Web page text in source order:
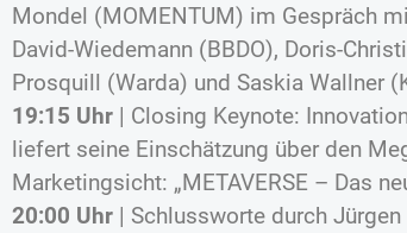
Mondel (MOMENTUM) im Gespräch
David-Wiedemann (BBDO), Doris-
Prosquill (Warda) und Saskia Wallner
­19:15 Uhr | Closing Keynote:
liefert seine Einschätzung über den
Marketingsicht: „METAVERSE – Das
­20:00 Uhr | Schlussworte durch